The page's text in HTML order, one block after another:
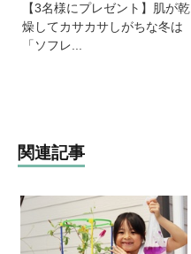
【3名様にプレゼント】肌が乾
燥してカサカサしがちな冬は
「ソフレ...
関連記事